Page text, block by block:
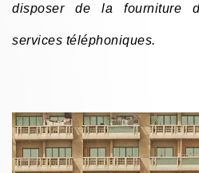
disposer de la fourniture
services téléphoniques.